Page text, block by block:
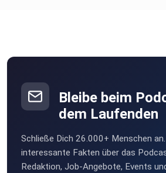
Bleibe beim
dem Laufenden
Schließe Dich 26.000+ Menschen
interessante Fakten über das
Redaktion, Job-Angebote, Events